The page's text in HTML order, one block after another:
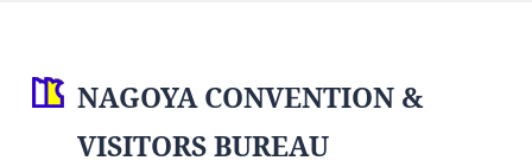
NAGOYA CONVENTION &
VISITORS BUREAU